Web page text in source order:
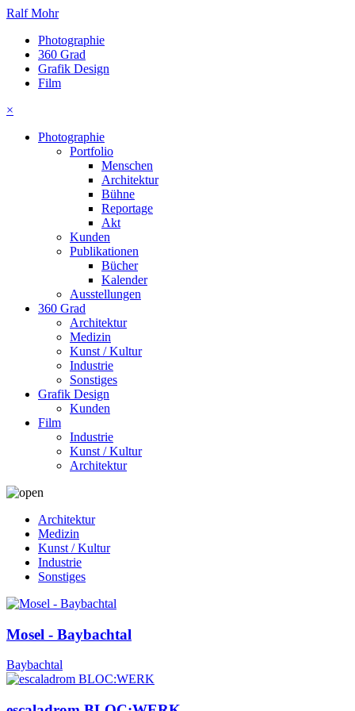
Ralf Mohr
Photographie
360 Grad
Grafik Design
Film
×
Photographie
Portfolio
Menschen
Architektur
Bühne
Reportage
Akt
Kunden
Publikationen
Bücher
Kalender
Ausstellungen
360 Grad
Architektur
Medizin
Kunst / Kultur
Industrie
Sonstiges
Grafik Design
Kunden
Film
Industrie
Kunst / Kultur
Architektur
Architektur
Medizin
Kunst / Kultur
Industrie
Sonstiges
Mosel - Baybachtal
Baybachtal